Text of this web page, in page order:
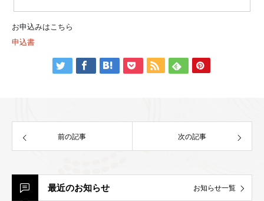
お申込みはこちら
申込書
前の記事 次の記事
最近のお知らせ お知らせ一覧